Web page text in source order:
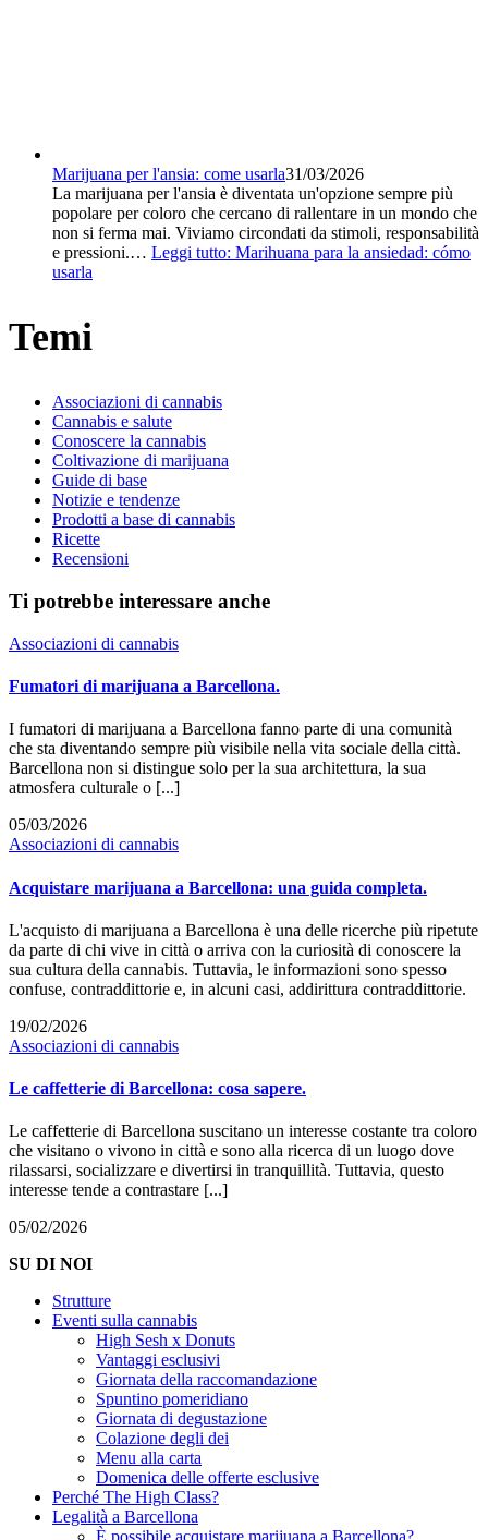
Marijuana per l'ansia: come usarla31/03/2026
La marijuana per l'ansia è diventata un'opzione sempre più
popolare per coloro che cercano di rallentare in un mondo che
non si ferma mai. Viviamo circondati da stimoli, responsabilità
e pressioni.… Leggi tutto: Marihuana para la ansiedad: cómo
usarla
Temi
Associazioni di cannabis
Cannabis e salute
Conoscere la cannabis
Coltivazione di marijuana
Guide di base
Notizie e tendenze
Prodotti a base di cannabis
Ricette
Recensioni
Ti potrebbe interessare anche
Associazioni di cannabis
Fumatori di marijuana a Barcellona.
I fumatori di marijuana a Barcellona fanno parte di una comunità
che sta diventando sempre più visibile nella vita sociale della città.
Barcellona non si distingue solo per la sua architettura, la sua
atmosfera culturale o [...]
05/03/2026
Associazioni di cannabis
Acquistare marijuana a Barcellona: una guida completa.
L'acquisto di marijuana a Barcellona è una delle ricerche più ripetute
da parte di chi vive in città o arriva con la curiosità di conoscere la
sua cultura della cannabis. Tuttavia, le informazioni sono spesso
confuse, contraddittorie e, in alcuni casi, addirittura contraddittorie.
19/02/2026
Associazioni di cannabis
Le caffetterie di Barcellona: cosa sapere.
Le caffetterie di Barcellona suscitano un interesse costante tra coloro
che visitano o vivono in città e sono alla ricerca di un luogo dove
rilassarsi, socializzare e divertirsi in tranquillità. Tuttavia, questo
interesse tende a contrastare [...]
05/02/2026
SU DI NOI
Strutture
Eventi sulla cannabis
High Sesh x Donuts
Vantaggi esclusivi
Giornata della raccomandazione
Spuntino pomeridiano
Giornata di degustazione
Colazione degli dei
Menu alla carta
Domenica delle offerte esclusive
Perché The High Class?
Legalità a Barcellona